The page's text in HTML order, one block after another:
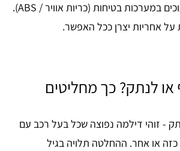
: אין לבצע חיתוכים במערכות בטיחות (כריות אוויר / ABS).
אחריות יצרן ככל האפשר.
לנתק? כך מחליטים
- זוהי דילמה נפוצה שכל בעל רכב עם
או אחר. ההחלטה תלויה בגיל